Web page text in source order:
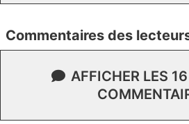
Commentaires des
AFFICHER LES